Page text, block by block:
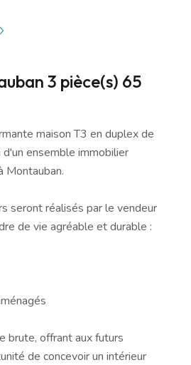
3 pièce(s) 65
maison T3 en duplex de
ensemble immobilier
Montauban.
seront réalisés par le vendeur
de vie agréable et durable :
brute, offrant aux futurs
de concevoir un intérieur